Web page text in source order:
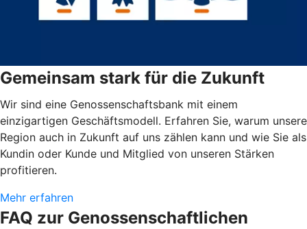
Gemeinsam stark für die Zukunft
Wir sind eine Genossenschaftsbank mit einem
einzigartigen Geschäftsmodell. Erfahren Sie, warum unsere
Region auch in Zukunft auf uns zählen kann und wie Sie als
Kundin oder Kunde und Mitglied von unseren Stärken
profitieren.
Mehr erfahren
FAQ zur Genossenschaftlichen